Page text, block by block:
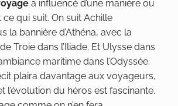
a influencé d’une manière ou
ce qui suit. On suit Achille
la bannière d’Athéna, avec la
Troie dans l’Iliade. Et Ulysse dans
maritime dans l’Odyssée.
plaira davantage aux voyageurs,
l’évolution du héros est fascinante.